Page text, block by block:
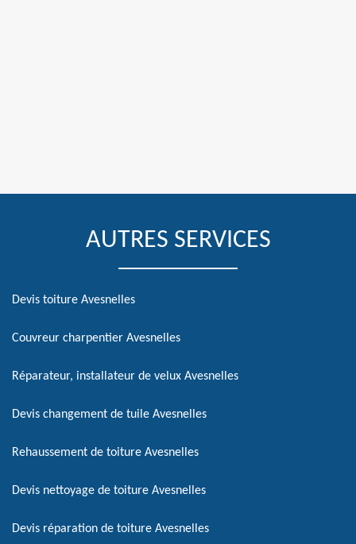
AUTRES SERVICES
Devis toiture Avesnelles
Couvreur charpentier Avesnelles
Réparateur, installateur de velux Avesnelles
Devis changement de tuile Avesnelles
Rehaussement de toiture Avesnelles
Devis nettoyage de toiture Avesnelles
Devis réparation de toiture Avesnelles